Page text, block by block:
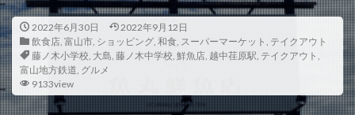
2022年6月30日
2022年9月12日
飲食店, 富山市, ショッピング, 和食, スーパーマーケット , テイクアウト
藤ノ木小学校, 大島, 藤ノ木中学校, 鮮魚店, 越中荏原駅, テイクアウト ,
富山地方鉄道, グルメ
9133view